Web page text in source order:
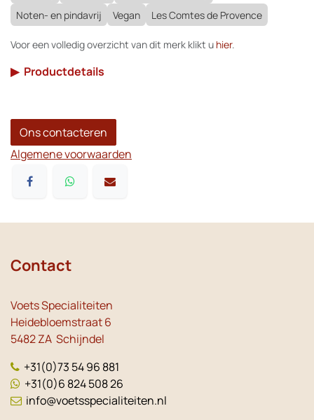
Noten- en pindavrij
Vegan Les Comtes de Provence
Voor een volledig overzicht van dit merk klikt u hier.
▶ Productdetails
Ons contacteren
Algemene voorwaarden
Contact
Voets Specialiteiten
Heidebloemstraat 6
5482 ZA Schijndel
+31(0)73 54 96 881
+31(0)6 824 508 26
info@voetsspecialiteiten.nl